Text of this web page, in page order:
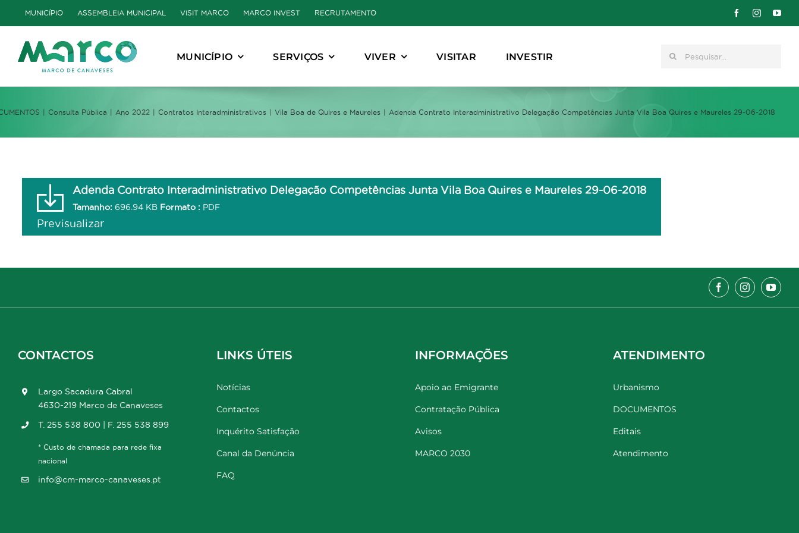
to
content
MUNICÍPIO ASSEMBLEIA MUNICIPAL VISIT MARCO MARCO INVEST RECRUTAMENTO
MUNICÍPIO SERVIÇOS VIVER VISITAR INVESTIR Pesquisar
Consulta Pública Ano 2022 Contratos Interadministrativos Vila Boa de Quires e Maureles Adenda Contrato Interadministrativo Delegação Competências Junta Vila Boa Quires e Maureles 29-06-2018
Adenda Contrato Interadministrativo Delegação Competências Junta Vila Boa Quires e Maureles 29-06-2018
Tamanho: 696.94 KB Formato : PDF
Previsualizar
CONTACTOS
Largo Sacadura Cabral
4630-219 Marco de Canaveses
T. 255 538 800 | F. 255 538 899
* Custo de chamada para rede fixa
nacional
info@cm-marco-canaveses.pt
LINKS ÚTEIS
Notícias
Contactos
Inquérito Satisfação
Canal da Denúncia
FAQ
INFORMAÇÕES
Apoio ao Emigrante
Contratação Pública
Avisos
MARCO 2030
ATENDIMENTO
Urbanismo
DOCUMENTOS
Editais
Atendimento